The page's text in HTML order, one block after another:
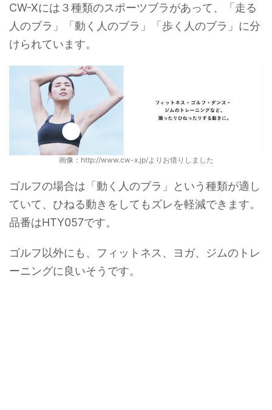
CW-Xには３種類のスポーツブラがあって、「走る
人のブラ」「動く人のブラ」「歩く人のブラ」に分
けられています。
画像：http://www.cw-x.jp/よりお借りしました
ゴルフの場合は「動く人のブラ」という種類が適し
ていて、ひねる動きをしてもズレを軽減できます。
品番はHTY057です。
ゴルフ以外にも、フィットネス、ヨガ、ジムのトレ
ーニングに良いそうです。